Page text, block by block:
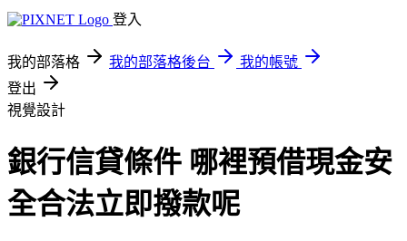
登入
我的部落格 我的部落格後台
我的帳號
登出
視覺設計
銀行信貸條件 哪裡預借現金安
全合法立即撥款呢